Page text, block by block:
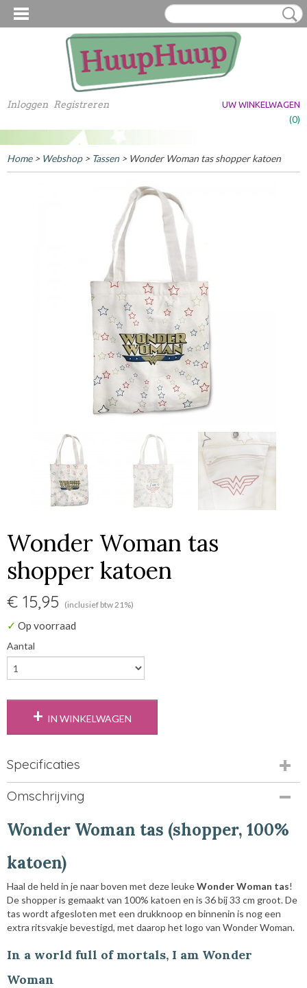
Inloggen Registreren UW WINKELWAGEN
(0)
Home> Webshop> Tassen> Wonder Woman tas shopper katoen
Wonder Woman tas
shopper katoen
€ 15,95 (inclusief btw 21%)
✓ Op voorraad
Aantal
IN WINKELWAGEN
Specificaties
EAN code
6562434118923
Omschrijving
Wonder Woman tas (shopper, 100%
katoen)
Haal de held in je naar boven met deze leukeWonder Woman tas!
De shopper is gemaakt van 100% katoen en is 36 bij 33 cm groot. De
tas wordt afgesloten met een drukknoop en binnenin is nog een
extra ritsvakje bevestigd, met daarop het logo van Wonder Woman.
In a world full of mortals, I am Wonder
Woman